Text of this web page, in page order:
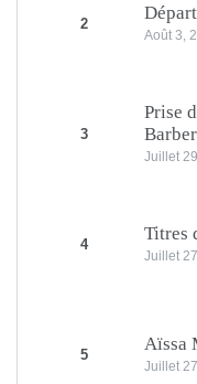
2
Août 3,
3
Prise
Juillet
4
Titres
Juillet
5
Aïssa
Juillet